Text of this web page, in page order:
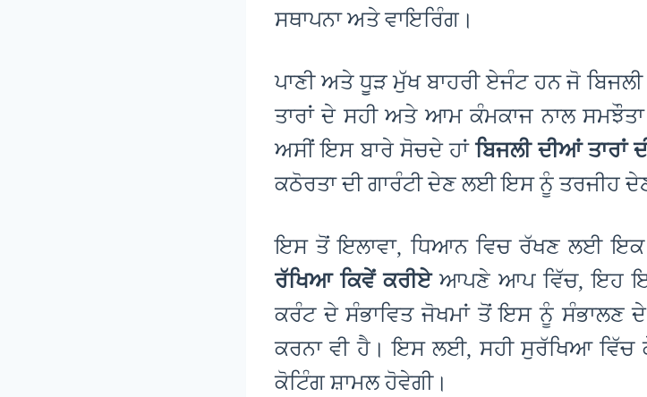
ਸਥਾਪਨਾ ਅਤੇ ਵਾਇਰਿੰਗ।
ਪਾਣੀ ਅਤੇ ਧੂੜ ਮੁੱਖ ਬਾਹਰੀ ਏਜੰਟ ਹਨ ਜੋ
ਤਾਰਾਂ ਦੇ ਸਹੀ ਅਤੇ ਆਮ ਕੰਮਕਾਜ ਨਾਲ
ਅਸੀਂ ਇਸ ਬਾਰੇ ਸੋਚਦੇ ਹਾਂਬਿਜਲੀ ਦੀਆਂ ਤਾਰਾਂ
ਕਠੋਰਤਾ ਦੀ ਗਾਰੰਟੀ ਦੇਣ ਲਈ ਇਸ ਨੂੰ ਤਰਜੀਹ
ਇਸ ਤੋਂ ਇਲਾਵਾ, ਧਿਆਨ ਵਿਚ ਰੱਖਣ ਲਈ
ਰੱਖਿਆ ਕਿਵੇਂ ਕਰੀਏਆਪਣੇ ਆਪ ਵਿੱਚ, ਇਹ
ਕਰੰਟ ਦੇ ਸੰਭਾਵਿਤ ਜੋਖਮਾਂ ਤੋਂ ਇਸ ਨੂੰ ਸੰਭਾਲਣ
ਕਰਨਾ ਵੀ ਹੈ। ਇਸ ਲਈ, ਸਹੀ ਸੁਰੱਖਿਆ
ਕੋਟਿੰਗ ਸ਼ਾਮਲ ਹੋਵੇਗੀ।